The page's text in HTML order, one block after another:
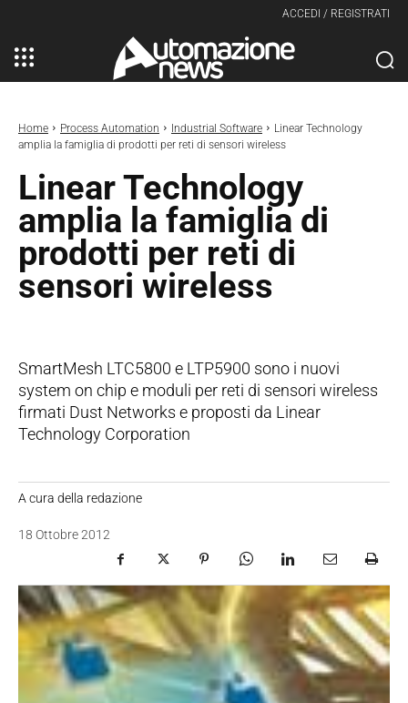
ACCEDI / REGISTRATI
Home Process Automation Industrial Software
Linear Technology
amplia la famiglia di prodotti per reti di sensori wireless
Linear Technology
amplia la famiglia di
prodotti per reti di
sensori wireless
SmartMesh LTC5800 e LTP5900 sono i nuovi
system on chip e moduli per reti di sensori wireless
firmati Dust Networks e proposti da Linear
Technology Corporation
A cura della redazione
18 Ottobre 2012